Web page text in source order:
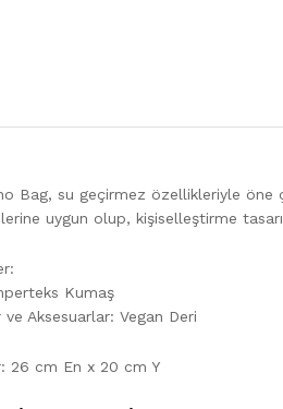
Bag, su geçirmez özellikleriyle öne
uygun olup, kişiselleştirme
Kumaş
Aksesuarlar: Vegan Deri
26 cm En x 20 cm Y